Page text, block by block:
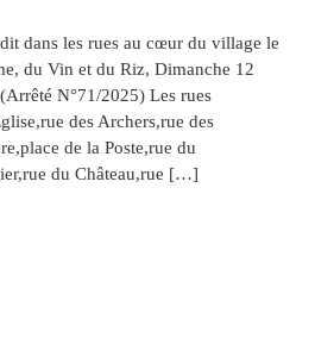
dans les rues au cœur du village le
du Vin et du Riz, Dimanche 12
N°71/2025) Les rues
des Archers,rue des
de la Poste,rue du
du Château,rue […]